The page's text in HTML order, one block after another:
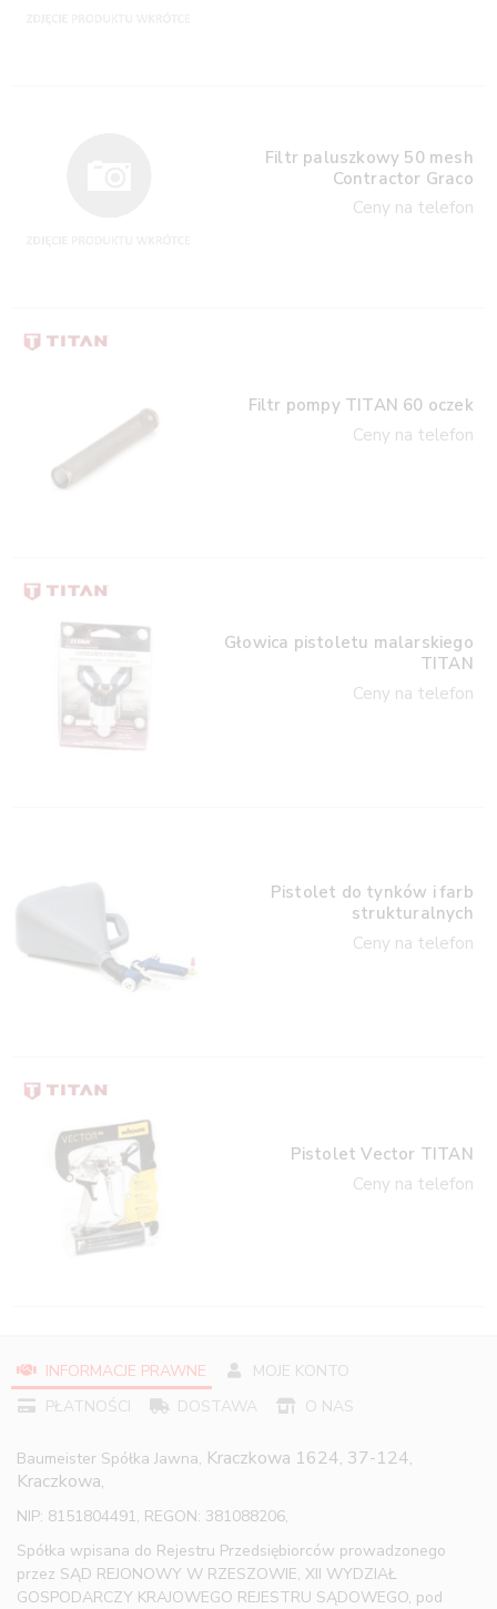
Filtr paluszkowy 50 mesh
Contractor Graco
Ceny na telefon
Filtr pompy TITAN 60 oczek
Ceny na telefon
Głowica pistoletu malarskiego
TITAN
Ceny na telefon
Pistolet do tynków i farb
strukturalnych
Ceny na telefon
Pistolet Vector TITAN
Ceny na telefon
INFORMACJE PRAWNE
MOJE KONTO
PŁATNOŚCI
DOSTAWA O NAS
Baumeister Spółka Jawna, Kraczkowa 1624, 37-124,
Kraczkowa,
NIP: 8151804491, REGON: 381088206,
Spółka wpisana do Rejestru Przedsiębiorców prowadzonego
przez SĄD REJONOWY W RZESZOWIE, XII WYDZIAŁ
GOSPODARCZY KRAJOWEGO REJESTRU SĄDOWEGO, pod